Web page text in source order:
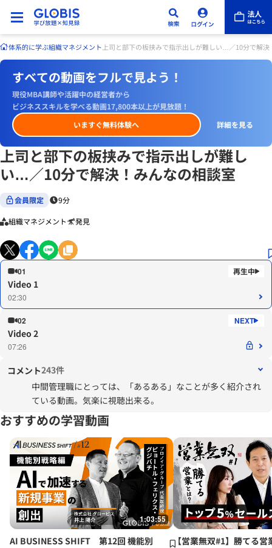
体系的に学ぶ組織マネジメント 上司と部下の板挟みで指示出しが難しい…／10分で解
すべての動画をフルで見よう！
現役MBA講師や活躍中の経営者から
ビジネススキルを学べる動画17,800本以上が見放題！
いますぐ無料体験へ
詳細を見る
上司と部下の板挟みで指示出しが難し
い…／10分で解決！みんなの相談室
会員限定 9分
組織マネジメント 発見
01
Video 1
02:30
02
Video 2
07:26
コメント243件
中間管理職にとっては、「あるある」なことが多く紹介され
ている動画。気楽に視聴出来る。
おすすめの学習動画
1:03:55
AI BUSINESS SHIFT 第12回 機能別
【営業無双#1】勝てる営